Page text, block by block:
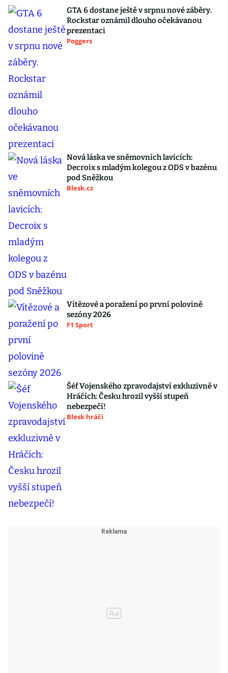
GTA 6 dostane ještě v srpnu nové záběry.
Rockstar oznámil dlouho očekávanou
prezentaci
Poggers
Nová láska ve sněmovních lavicích:
Decroix s mladým kolegou z ODS v bazénu
pod Sněžkou
Blesk.cz
Vítězové a poražení po první polovině
sezóny 2026
F1 Sport
Šéf Vojenského zpravodajství exkluzivně v
Hráčích: Česku hrozil vyšší stupeň
nebezpečí!
Blesk hráči